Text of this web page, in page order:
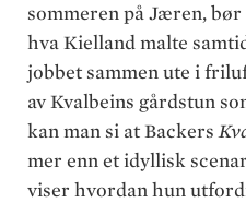
sommeren på Jæren, bør
hva Kielland malte
jobbet sammen ute i
av Kvalbeins gårdstun
kan man si at Backers
mer enn et idyllisk
viser hvordan hun